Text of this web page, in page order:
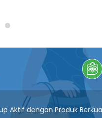
Aktif dengan Produk